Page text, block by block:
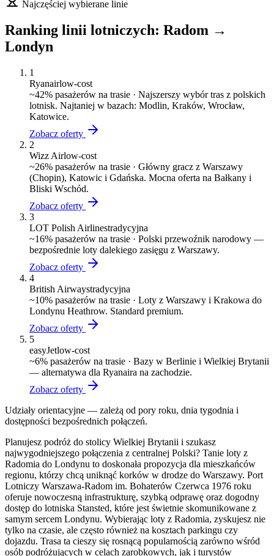
Najczęściej wybierane linie
Ranking linii lotniczych: Radom →
Londyn
1
Ryanairlow-cost
~42% pasażerów na trasie · Najszerszy wybór tras z polskich
lotnisk. Najtaniej w bazach: Modlin, Kraków, Wrocław,
Katowice.
Zobacz oferty
2
Wizz Airlow-cost
~26% pasażerów na trasie · Główny gracz z Warszawy
(Chopin), Katowic i Gdańska. Mocna oferta na Bałkany i
Bliski Wschód.
Zobacz oferty
3
LOT Polish Airlinestradycyjna
~16% pasażerów na trasie · Polski przewoźnik narodowy —
bezpośrednie loty dalekiego zasięgu z Warszawy.
Zobacz oferty
4
British Airwaystradycyjna
~10% pasażerów na trasie · Loty z Warszawy i Krakowa do
Londynu Heathrow. Standard premium.
Zobacz oferty
5
easyJetlow-cost
~6% pasażerów na trasie · Bazy w Berlinie i Wielkiej Brytanii
— alternatywa dla Ryanaira na zachodzie.
Zobacz oferty
Udziały orientacyjne — zależą od pory roku, dnia tygodnia i
dostępności bezpośrednich połączeń.
Planujesz podróż do stolicy Wielkiej Brytanii i szukasz
najwygodniejszego połączenia z centralnej Polski? Tanie loty z
Radomia do Londynu to doskonała propozycja dla mieszkańców
regionu, którzy chcą uniknąć korków w drodze do Warszawy. Port
Lotniczy Warszawa-Radom im. Bohaterów Czerwca 1976 roku
oferuje nowoczesną infrastrukturę, szybką odprawę oraz dogodny
dostęp do lotniska Stansted, które jest świetnie skomunikowane z
samym sercem Londynu. Wybierając loty z Radomia, zyskujesz nie
tylko na czasie, ale często również na kosztach parkingu czy
dojazdu. Trasa ta cieszy się rosnącą popularnością zarówno wśród
osób podróżujących w celach zarobkowych, jak i turystów